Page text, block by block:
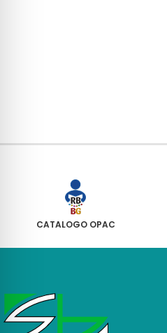
CATALOGO OPAC